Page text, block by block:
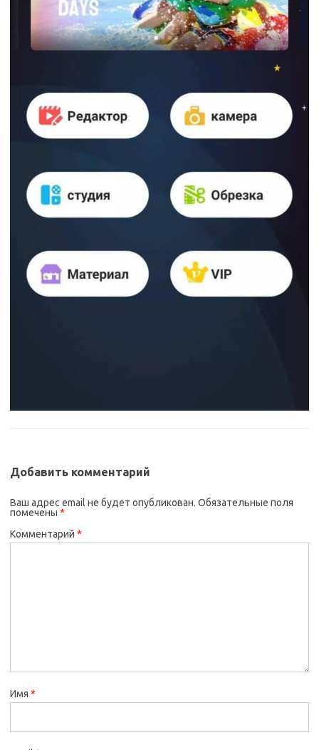
Добавить комментарий
Ваш адрес email не будет опубликован. Обязательные поля
помечены *
Комментарий *
Имя *